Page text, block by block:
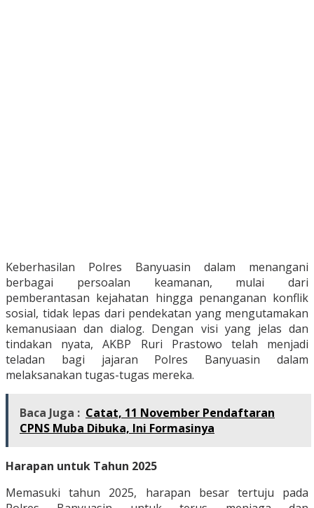
Keberhasilan Polres Banyuasin dalam menangani
berbagai persoalan keamanan, mulai dari
pemberantasan kejahatan hingga penanganan konflik
sosial, tidak lepas dari pendekatan yang mengutamakan
kemanusiaan dan dialog. Dengan visi yang jelas dan
tindakan nyata, AKBP Ruri Prastowo telah menjadi
teladan bagi jajaran Polres Banyuasin dalam
melaksanakan tugas-tugas mereka.
Baca Juga : Catat, 11 November Pendaftaran
CPNS Muba Dibuka, Ini Formasinya
Harapan untuk Tahun 2025
Memasuki tahun 2025, harapan besar tertuju pada